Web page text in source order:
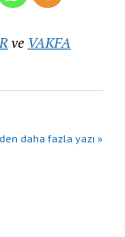
ve VAKFA
daha fazla yazı »